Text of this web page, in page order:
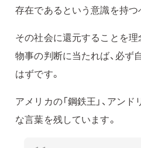
存在であるという意識を持つ
その社会に還元することを
物事の判断に当たれば、必ず
はずです。
アメリカの「鋼鉄王」、アン
な言葉を残しています。